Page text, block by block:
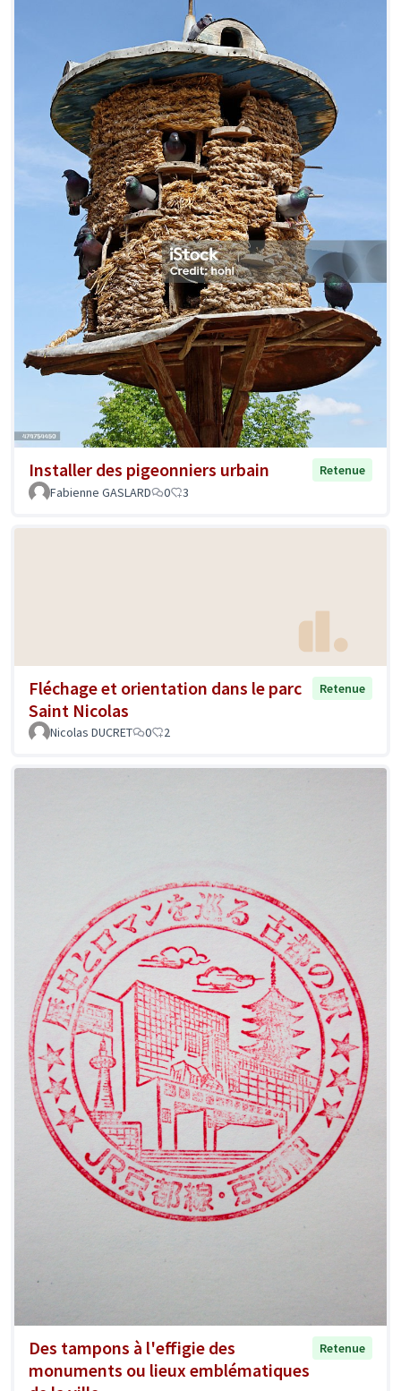
Installer des pigeonniers urbain
Retenue
Fabienne GASLARD
0 3
Fléchage et orientation dans le parc
Saint Nicolas
Retenue
Nicolas DUCRET 0 2
Des tampons à l'effigie des
monuments ou lieux emblématiques
Retenue